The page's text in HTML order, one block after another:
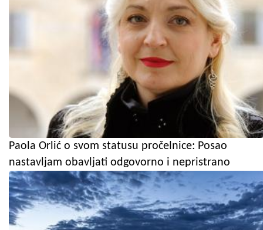
Paola Orlić o svom statusu pročelnice: Posao
nastavljam obavljati odgovorno i nepristrano